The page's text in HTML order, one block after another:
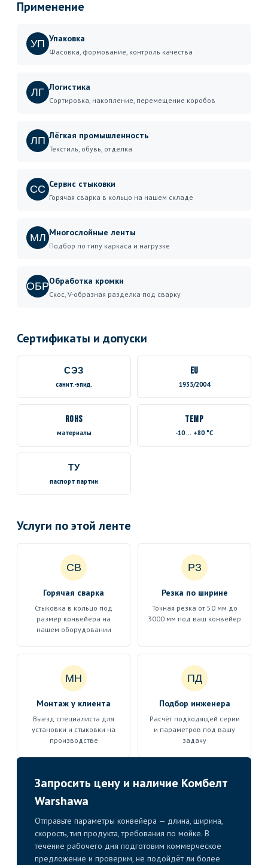
Применение
УП Упаковка
Фасовка, формование, контроль качества
ЛГ Логистика
Сортировка, накопление, перемещение коробов
ЛП Лёгкая промышленность
Текстиль, обувь, отделка
СС Сервис стыковки
Горячая сварка в кольцо на нашем складе
МЛ Многослойные ленты
Подбор по типу каркаса и нагрузке
ОБРОбработка кромки
Скос, V-образная разделка под сварку
Сертификаты и допуски
СЭЗ
санит.-эпид.
EU
1935/2004
RoHS
материалы
TEMP
-10 … +80 °C
ТУ
паспорт партии
Услуги по этой ленте
СВ
Горячая сварка
Стыковка в кольцо под
размер конвейера на
нашем оборудовании
РЗ
Резка по ширине
Точная резка от 50 мм до
3000 мм под ваш конвейер
МН
Монтаж у клиента
Выезд специалиста для
установки и стыковки на
производстве
ПД
Подбор инженера
Расчёт подходящей серии
и параметров под вашу
задачу
Запросить цену и наличие Комбелт
Warshawa
Отправьте параметры конвейера — длина, ширина,
скорость, тип продукта, требования по мойке. В
течение рабочего дня подготовим коммерческое
предложение и проверим, не подойдёт ли более